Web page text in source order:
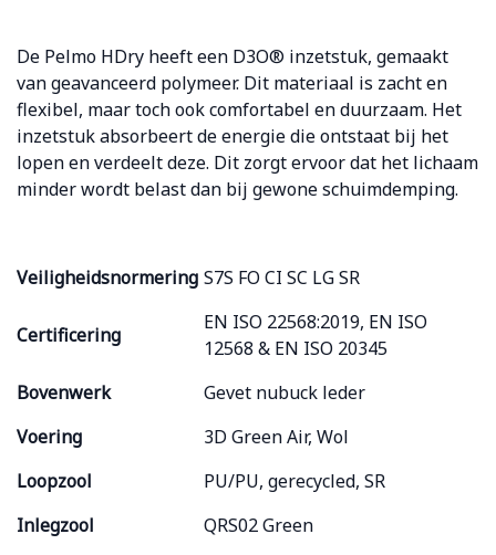
De Pelmo HDry heeft een D3O® inzetstuk, gemaakt
van geavanceerd polymeer. Dit materiaal is zacht en
flexibel, maar toch ook comfortabel en duurzaam. Het
inzetstuk absorbeert de energie die ontstaat bij het
lopen en verdeelt deze. Dit zorgt ervoor dat het lichaam
minder wordt belast dan bij gewone schuimdemping.
Veiligheidsnormering S7S FO CI SC LG SR
Certificering
EN ISO 22568:2019, EN ISO
12568 & EN ISO 20345
Bovenwerk
Gevet nubuck leder
Voering
3D Green Air, Wol
Loopzool
PU/PU, gerecycled, SR
Inlegzool
QRS02 Green